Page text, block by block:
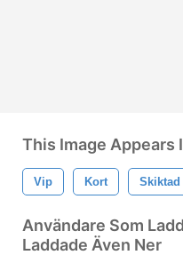
This Image Appears
Vip Kort Skiktad
Användare Som
Laddade Även Ner